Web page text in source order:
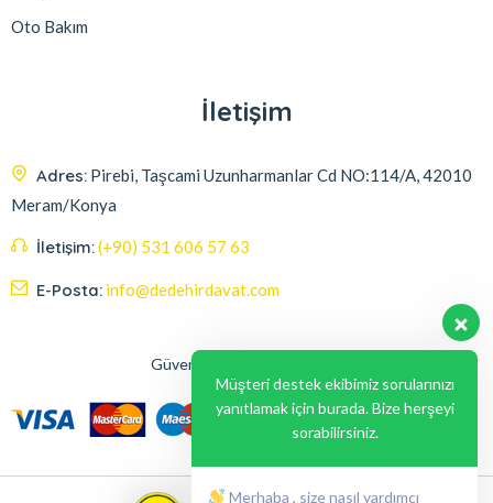
Oto Bakım
İletişim
Adres: Pirebi, Taşcami Uzunharmanlar Cd NO:114/A, 42010
Meram/Konya
İletişim:(+90) 531 606 57 63
E-Posta: info@dedehirdavat.com
Güvenli Ödeme Seçenekleri
Müşteri destek ekibimiz sorularınızı
yanıtlamak için burada. Bize herşeyi
sorabilirsiniz.
Merhaba , size nasıl yardımcı